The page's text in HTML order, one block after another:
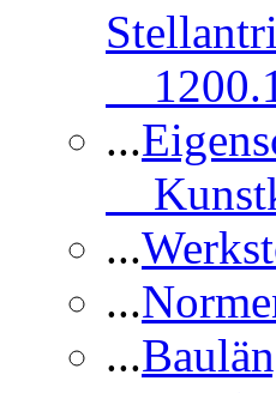
...
...
...
...